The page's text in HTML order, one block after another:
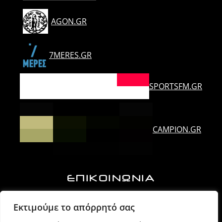
Εκτιμούμε το απόρρητό σας
AGON.GR
7MERES.GR
SPORTSFM.GR
CAMPION.GR
ΕΠΙΚΟΙΝΩΝΙΑ